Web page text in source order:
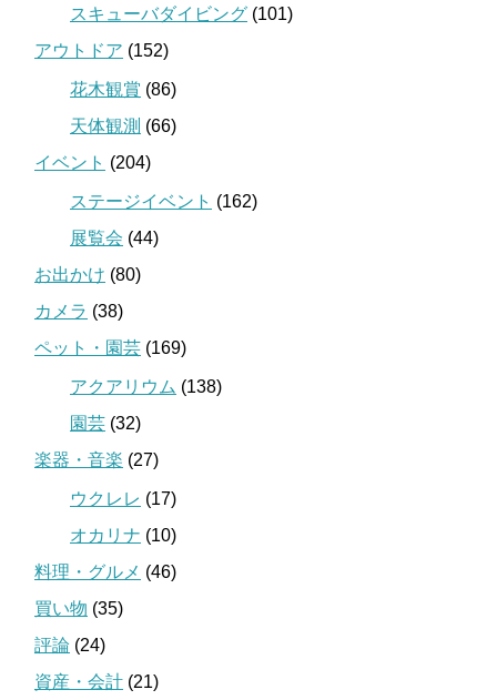
スキューバダイビング (101)
アウトドア (152)
花木観賞 (86)
天体観測 (66)
イベント (204)
ステージイベント (162)
展覧会 (44)
お出かけ (80)
カメラ (38)
ペット・園芸 (169)
アクアリウム (138)
園芸 (32)
楽器・音楽 (27)
ウクレレ (17)
オカリナ (10)
料理・グルメ (46)
買い物 (35)
評論 (24)
資産・会計 (21)